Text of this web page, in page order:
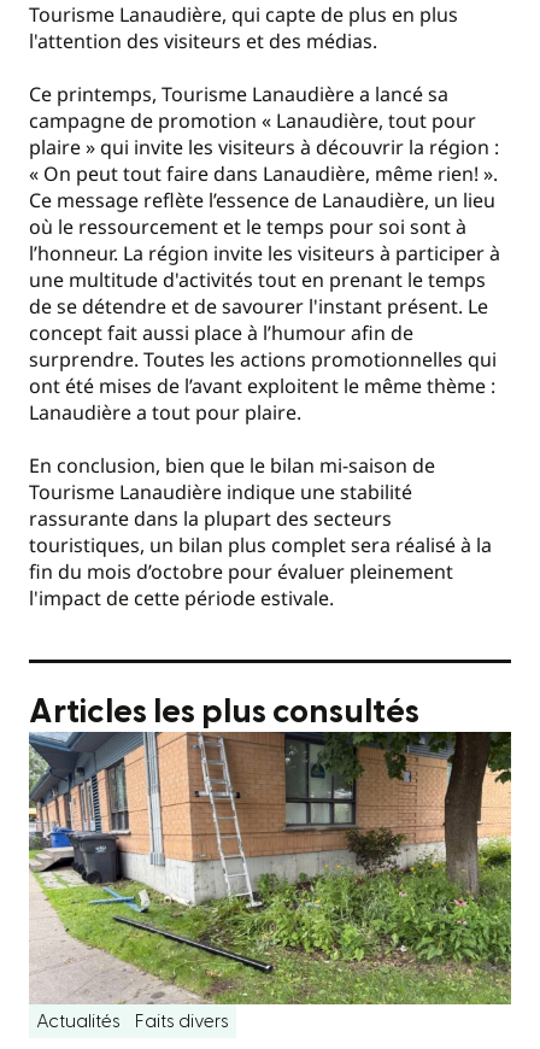
Tourisme Lanaudière, qui capte de plus en plus
l'attention des visiteurs et des médias.
Ce printemps, Tourisme Lanaudière a lancé sa
campagne de promotion « Lanaudière, tout pour
plaire » qui invite les visiteurs à découvrir la région :
« On peut tout faire dans Lanaudière, même rien! ».
Ce message reflète l’essence de Lanaudière, un lieu
où le ressourcement et le temps pour soi sont à
l’honneur. La région invite les visiteurs à participer à
une multitude d'activités tout en prenant le temps
de se détendre et de savourer l'instant présent. Le
concept fait aussi place à l’humour afin de
surprendre. Toutes les actions promotionnelles qui
ont été mises de l’avant exploitent le même thème :
Lanaudière a tout pour plaire.
En conclusion, bien que le bilan mi-saison de
Tourisme Lanaudière indique une stabilité
rassurante dans la plupart des secteurs
touristiques, un bilan plus complet sera réalisé à la
fin du mois d’octobre pour évaluer pleinement
l'impact de cette période estivale.
Articles les plus consultés
Actualités Faits divers